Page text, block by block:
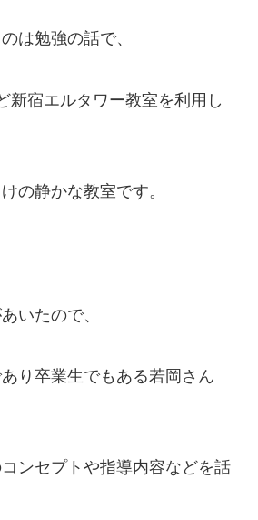
は勉強の話で、
新宿エルタワー教室を利用し
の静かな教室です。
いたので、
り卒業生でもある若岡さん
ンセプトや指導内容などを話